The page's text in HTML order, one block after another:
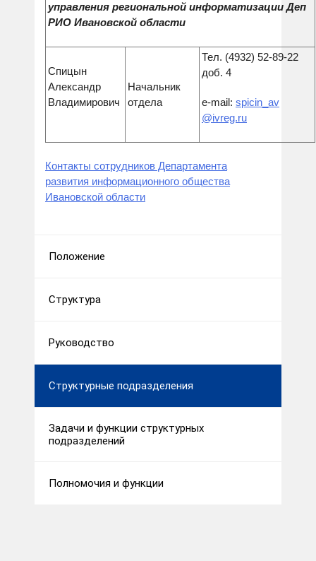
управления региональной информатизации Деп
РИО Ивановской области
Спицын
Александр
Владимирович
Начальник
отдела
Тел. (4932) 52-89-22
доб. 4
e-mail: spicin_av
@ivreg.ru
Контакты сотрудников Департамента
развития информационного общества
Ивановской области
Положение
Структура
Руководство
Структурные подразделения
Задачи и функции структурных
подразделений
Полномочия и функции